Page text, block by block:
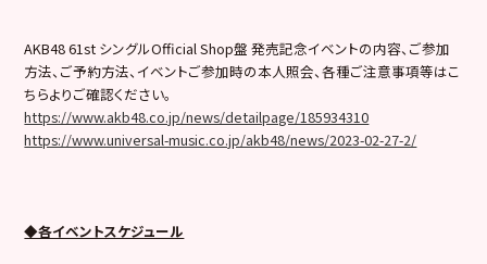
AKB48 61st シングルOfficial Shop盤 発売記念イベントの内容、ご参加
方法、ご予約方法、イベントご参加時の本人照会、各種ご注意事項等はこ
ちらよりご確認ください。
https://www.akb48.co.jp/news/detailpage/185934310
https://www.universal-music.co.jp/akb48/news/2023-02-27-2/
◆各イベントスケジュール